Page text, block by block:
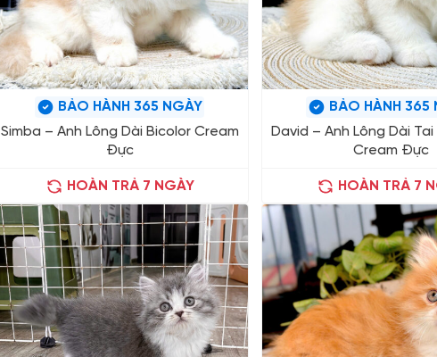
BẢO HÀNH 365 NGÀY
Simba – Anh Lông Dài Bicolor Cream
Đực
HOÀN TRẢ 7 NGÀY
BẢO HÀNH 365
David – Anh Lông Dài
Cream Đực
HOÀN TRẢ 7